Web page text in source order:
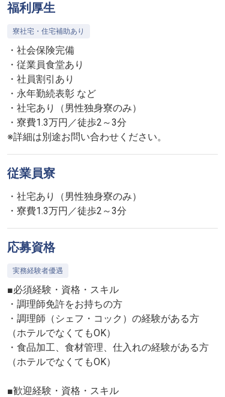
福利厚生
寮社宅・住宅補助あり
・社会保険完備
・従業員食堂あり
・社員割引あり
・永年勤続表彰 など
・社宅あり（男性独身寮のみ）
・寮費1.3万円／徒歩2～3分
※詳細は別途お問い合わせください。
従業員寮
・社宅あり（男性独身寮のみ）
・寮費1.3万円／徒歩2～3分
応募資格
実務経験者優遇
■必須経験・資格・スキル
・調理師免許をお持ちの方
・調理師（シェフ・コック）の経験がある方
（ホテルでなくてもOK）
・食品加工、食材管理、仕入れの経験がある方
（ホテルでなくてもOK）
■歓迎経験・資格・スキル